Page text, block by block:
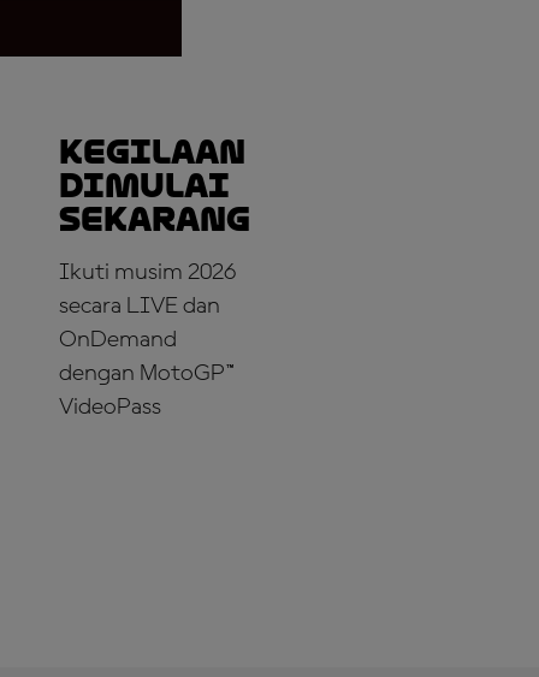
Kegilaan
dimulai
sekarang
Ikuti musim 2026
secara LIVE dan
OnDemand
dengan MotoGP™
VideoPass